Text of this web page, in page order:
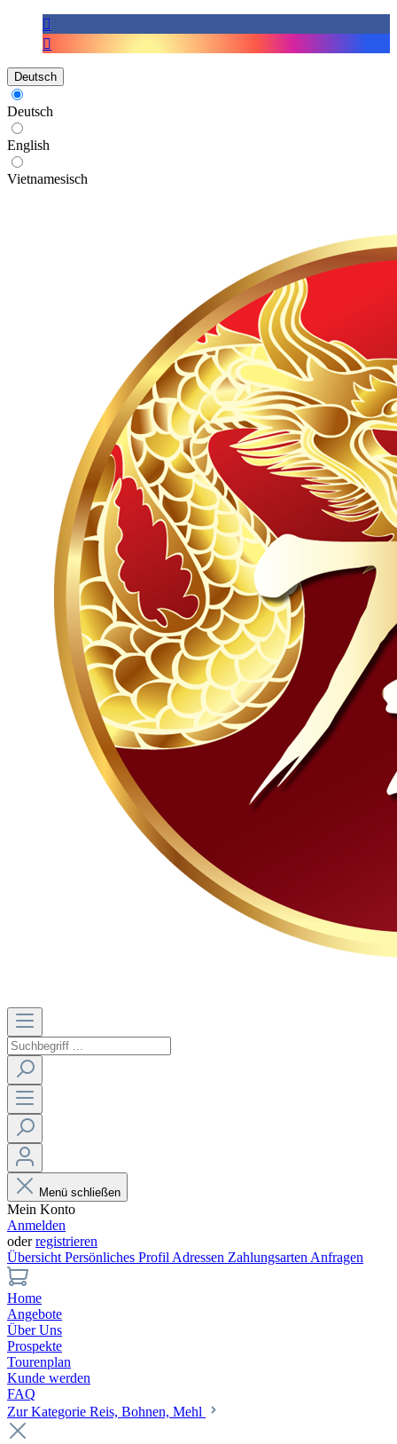
Deutsch
Deutsch
English
Vietnamesisch
Menü schließen
Mein Konto
Anmelden
oderregistrieren
Übersicht Persönliches Profil Adressen Zahlungsarten Anfragen
Home
Angebote
Über Uns
Prospekte
Tourenplan
Kunde werden
FAQ
Zur Kategorie Reis, Bohnen, Mehl